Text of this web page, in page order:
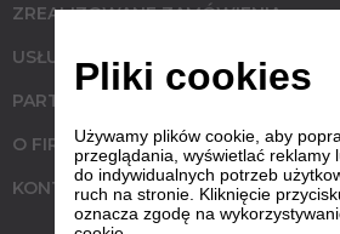
ZREALIZOWANE ZAMÓWIENIA
USŁUGI
PARTNERZY
O FIRMIE
KONTAKT
Pliki cookies
Używamy plików cookie, aby
przeglądania, wyświetlać reklamy
do indywidualnych potrzeb
ruch na stronie. Kliknięcie
oznacza zgodę na